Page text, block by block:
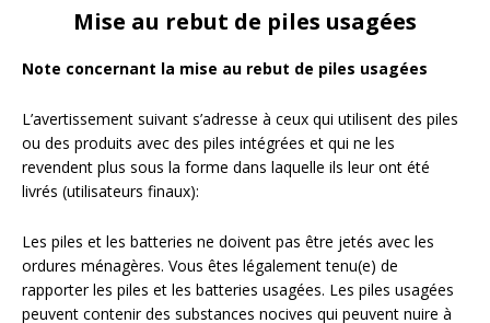
Kits remorque LED
Feux arrière LED
Phares principaux et ampoules LED
Clignotants et gyrophares LED
Barres LED
Pulvérisation LED
Éclairage LED pour bâtiments
Divers
Feux arrière LED
Feux de position et de gabarit LED
Clignotants et gyrophares LED
Barres LED
Pulvérisation LED
Packs promotionnels LED
Éclairage LED pour bâtiments
Divers
Mise au rebut de piles usagées
Note concernant la mise au rebut de piles usagées
L’avertissement suivant s’adresse à ceux qui utilisent des piles
ou des produits avec des piles intégrées et qui ne les
revendent plus sous la forme dans laquelle ils leur ont été
livrés (utilisateurs finaux):
Les piles et les batteries ne doivent pas être jetés avec les
ordures ménagères. Vous êtes légalement tenu(e) de
rapporter les piles et les batteries usagées. Les piles usagées
peuvent contenir des substances nocives qui peuvent nuire à